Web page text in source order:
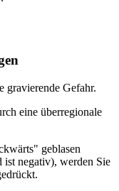
gravierende Gefahr.
eine überregionale
geblasen
negativ), werden Sie